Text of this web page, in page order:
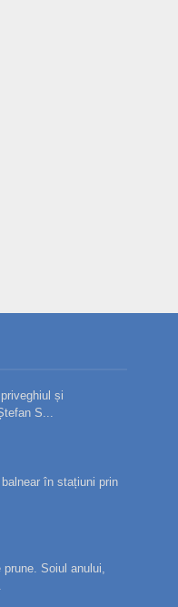
și
S...
în stațiuni prin
Soiul anului,